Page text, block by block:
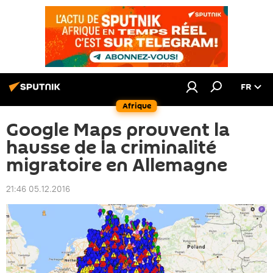
Afrique
FR
Google Maps prouvent la
hausse de la criminalité
migratoire en Allemagne
21:46 05.12.2016